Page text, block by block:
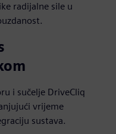
radijalne sile u
i sučelje DriveCliq
vrijeme
sustava.